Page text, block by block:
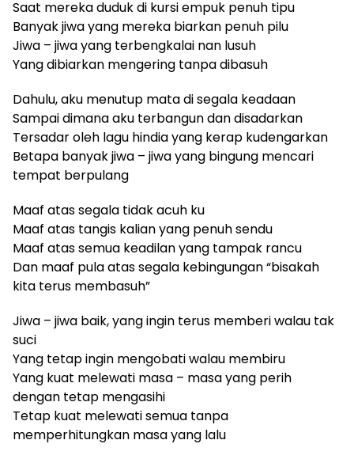
Saat mereka duduk di kursi empuk penuh tipu
Banyak jiwa yang mereka biarkan penuh pilu
Jiwa – jiwa yang terbengkalai nan lusuh
Yang dibiarkan mengering tanpa dibasuh
Dahulu, aku menutup mata di segala keadaan
Sampai dimana aku terbangun dan disadarkan
Tersadar oleh lagu hindia yang kerap kudengarkan
Betapa banyak jiwa – jiwa yang bingung mencari
tempat berpulang
Maaf atas segala tidak acuh ku
Maaf atas tangis kalian yang penuh sendu
Maaf atas semua keadilan yang tampak rancu
Dan maaf pula atas segala kebingungan “bisakah
kita terus membasuh”
Jiwa – jiwa baik, yang ingin terus memberi walau tak
suci
Yang tetap ingin mengobati walau membiru
Yang kuat melewati masa – masa yang perih
dengan tetap mengasihi
Tetap kuat melewati semua tanpa
memperhitungkan masa yang lalu